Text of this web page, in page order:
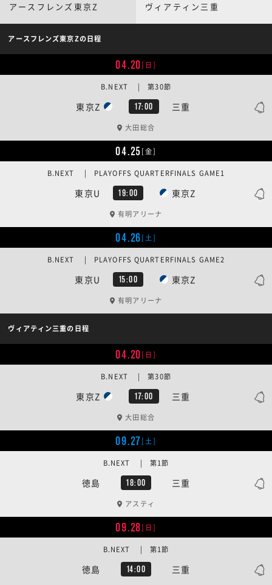
アースフレンズ東京Z ヴィアティン三重
アースフレンズ東京Zの日程
04.20[日]
東京Z 17:00 三重
B.NEXT | 第30節
大田総合
04.25[金]
東京U 19:00 東京Z
B.NEXT | PLAYOFFS QUARTERFINALS GAME1
有明アリーナ
04.26[土]
東京U 15:00 東京Z
B.NEXT | PLAYOFFS QUARTERFINALS GAME2
有明アリーナ
ヴィアティン三重の日程
04.20[日]
東京Z 17:00 三重
B.NEXT | 第30節
大田総合
09.27[土]
徳島 18:00 三重
B.NEXT | 第1節
アスティ
09.28[日]
徳島 14:00 三重
B.NEXT | 第1節